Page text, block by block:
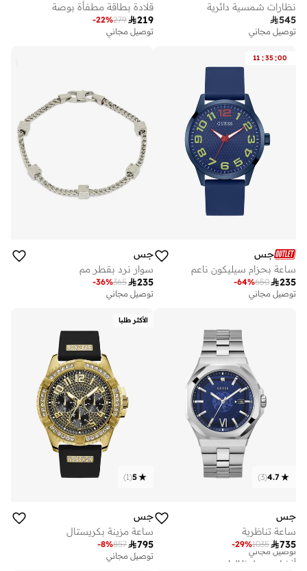
نظارات شمسية دائرية
545
توصيل مجاني
قلادة بطاقة مطفأة بوصة
219
279
-22%
توصيل مجاني
11 :35:00
جس
ساعة بحزام سيليكون ناعم
235
650
-64%
توصيل مجاني
جس
سوار نرد بقطر مم
235
365
-36%
توصيل مجاني
4.7
(
3
)
جس
ساعة تناظرية
735
1035
-29%
أفضل سعر لهذا العام
توصيل مجاني
الأكثر طلبا
5
(
1
)
جس
ساعة مزينة بكريستال
795
857
-8%
توصيل مجاني